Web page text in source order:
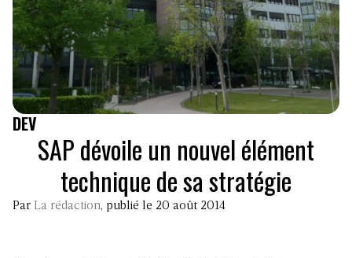
DEV
SAP dévoile un nouvel élément
technique de sa stratégie
Par La rédaction, publié le 20 août 2014